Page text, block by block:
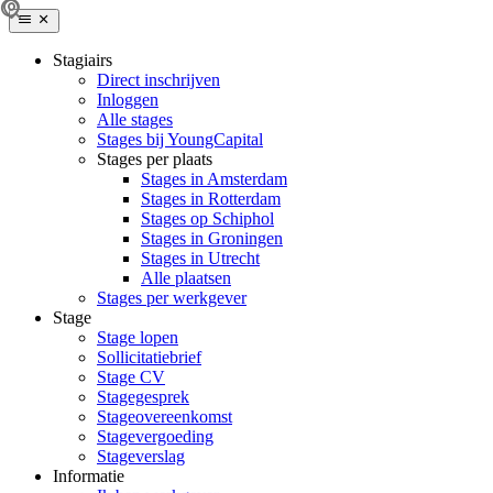
Stagiairs
Direct inschrijven
Inloggen
Alle stages
Stages bij YoungCapital
Stages per plaats
Stages in Amsterdam
Stages in Rotterdam
Stages op Schiphol
Stages in Groningen
Stages in Utrecht
Alle plaatsen
Stages per werkgever
Stage
Stage lopen
Sollicitatiebrief
Stage CV
Stagegesprek
Stageovereenkomst
Stagevergoeding
Stageverslag
Informatie